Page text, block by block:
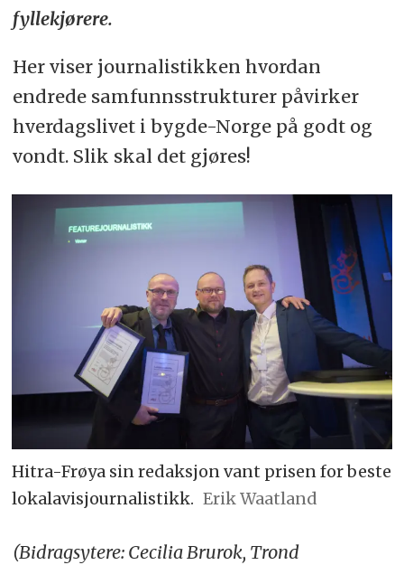
fyllekjørere.
Her viser journalistikken hvordan
endrede samfunnsstrukturer påvirker
hverdagslivet i bygde-Norge på godt og
vondt. Slik skal det gjøres!
Hitra-Frøya sin redaksjon vant prisen for beste
lokalavisjournalistikk. Erik Waatland
(Bidragsytere: Cecilia Brurok, Trond